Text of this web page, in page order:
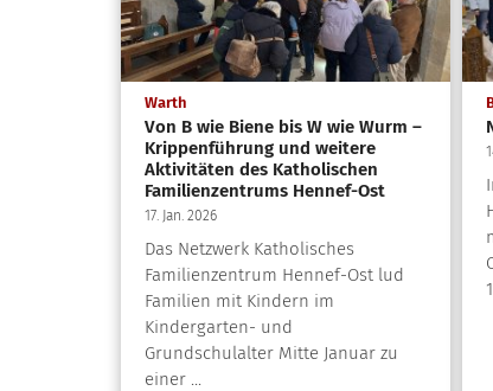
Warth
Von B wie Biene bis W wie Wurm –
Krippenführung und weitere
Aktivitäten des Katholischen
Familienzentrums Hennef-Ost
17. Jan. 2026
Das Netzwerk Katholisches
Familienzentrum Hennef-Ost lud
Familien mit Kindern im
Kindergarten- und
Grundschulalter Mitte Januar zu
einer ...